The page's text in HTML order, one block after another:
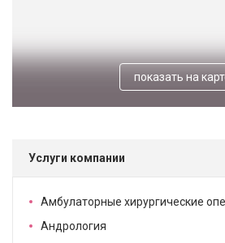
показать на
Услуги компании
Амбулаторные хирургические
Андрология